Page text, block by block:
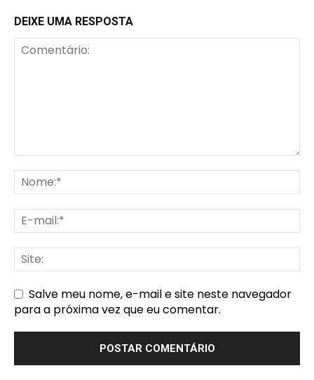
DEIXE UMA RESPOSTA
Salve meu nome, e-mail e site neste navegador
para a próxima vez que eu comentar.